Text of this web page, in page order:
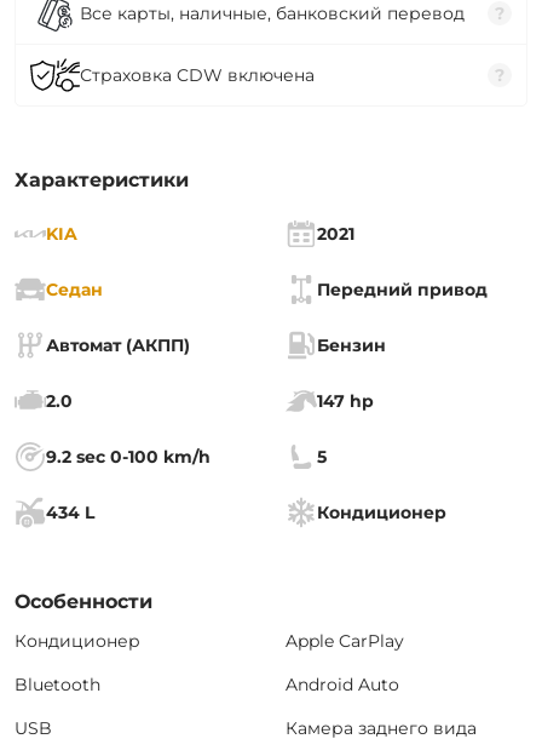
Все карты, наличные, банковский перевод ?
Страховка CDW включена ?
Характеристики
KIA 2021
Седан Передний привод
Автомат (АКПП) Бензин
2.0 147 hp
9.2 sec 0-100 km/h 5
434 L Кондиционер
Особенности
Кондиционер
Bluetooth
USB
Apple CarPlay
Android Auto
Камера заднего вида